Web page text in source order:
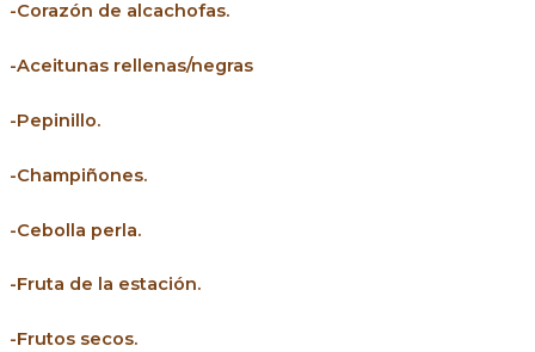
-Corazón de alcachofas.
-Aceitunas rellenas/negras
-Pepinillo.
-Champiñones.
-Cebolla perla.
-Fruta de la estación.
-Frutos secos.